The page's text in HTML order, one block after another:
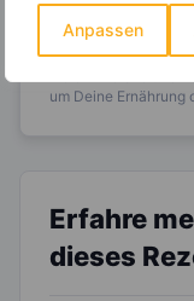
Anpassen
Entdecke dieinvikoo
um Deine Ernährung
Erfahre
dieses